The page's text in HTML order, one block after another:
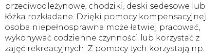
i
s
t
y
przeciwodleżynowe, chodziki, deski sedesowe lub
łóżka rozkładane. Dzięki pomocy kompensacyjnej
osoba niepełnosprawna może łatwiej pracować,
wykonywać codzienne czynności lub korzystać z
zajęć rekreacyjnych. Z pomocy tych korzystają np.